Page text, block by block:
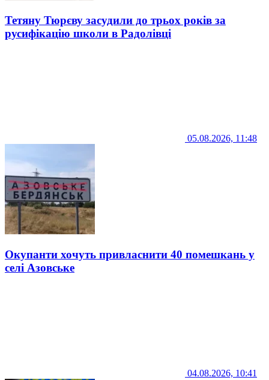
Тетяну Тюрєву засудили до трьох років за
русифікацію школи в Радолівці
05.08.2026, 11:48
Окупанти хочуть привласнити 40 помешкань у
селі Азовське
04.08.2026, 10:41